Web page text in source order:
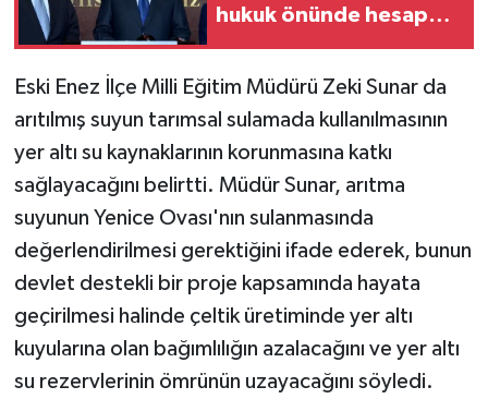
hukuk önünde hesap
Eski Enez İlçe Milli Eğitim Müdürü Zeki Sunar da
arıtılmış suyun tarımsal sulamada kullanılmasının
yer altı su kaynaklarının korunmasına katkı
sağlayacağını belirtti. Müdür Sunar, arıtma
suyunun Yenice Ovası'nın sulanmasında
değerlendirilmesi gerektiğini ifade ederek, bunun
devlet destekli bir proje kapsamında hayata
geçirilmesi halinde çeltik üretiminde yer altı
kuyularına olan bağımlılığın azalacağını ve yer altı
su rezervlerinin ömrünün uzayacağını söyledi.